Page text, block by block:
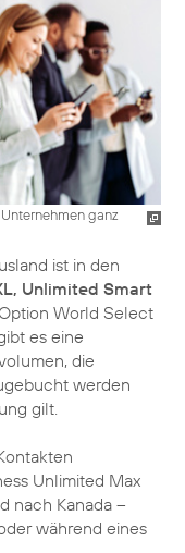
ganz
ist in den
Unlimited Smart
World Select
es eine
die
werden
gilt.
Unlimited Max
nach Kanada –
während eines